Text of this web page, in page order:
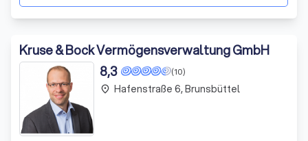
Kruse & Bock Vermögensverwaltung GmbH
(10)
8,3
place Hafenstraße 6, Brunsbüttel